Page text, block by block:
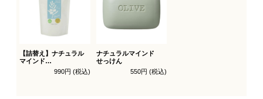
【詰替え】ナチュラル
マインド
990円 (税込)
ナチュラルマインド
せっけん
550円 (税込)